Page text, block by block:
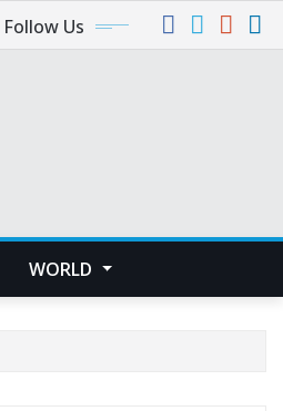
Follow Us
WORLD